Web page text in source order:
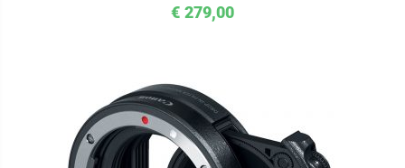
€ 279,00